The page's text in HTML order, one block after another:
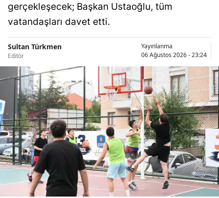
Manisa
Mardin
Muğla
Muş
Nevşehir
Niğde
Ordu
Rize
Sakarya
gerçekleşecek; Başkan Ustaoğlu, tüm
vatandaşları davet etti.
Sultan Türkmen
Editör
Yayınlanma
06 Ağustos 2026 - 23:24